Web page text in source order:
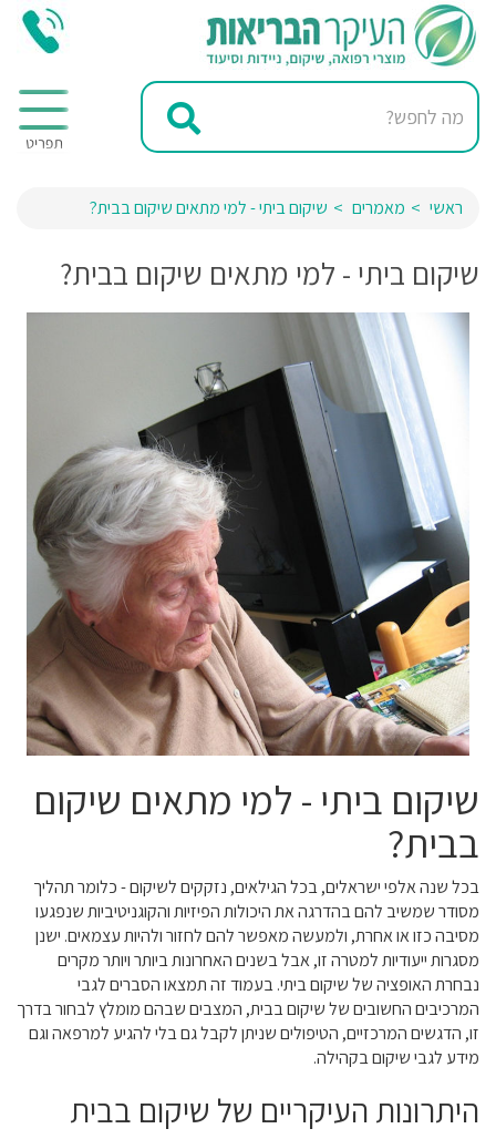
ראשי מאמרים שיקום ביתי - למי מתאים שיקום בבית?
שיקום ביתי - למי מתאים שיקום בבית?
שיקום ביתי - למי מתאים שיקום
בבית?
בכל שנה אלפי ישראלים, בכל הגילאים, נזקקים לשיקום - כלומר תהליך
מסודר שמשיב להם בהדרגה את היכולות הפיזיות והקוגניטיביות שנפגעו
מסיבה כזו או אחרת, ולמעשה מאפשר להם לחזור ולהיות עצמאים. ישנן
מסגרות ייעודיות למטרה זו, אבל בשנים האחרונות ביותר ויותר מקרים
נבחרת האופציה של שיקום ביתי. בעמוד זה תמצאו הסברים לגבי
המרכיבים החשובים של שיקום בבית, המצבים שבהם מומלץ לבחור בדרך
זו, הדגשים המרכזיים, הטיפולים שניתן לקבל גם בלי להגיע למרפאה וגם
מידע לגבי שיקום בקהילה.
היתרונות העיקריים של שיקום בבית